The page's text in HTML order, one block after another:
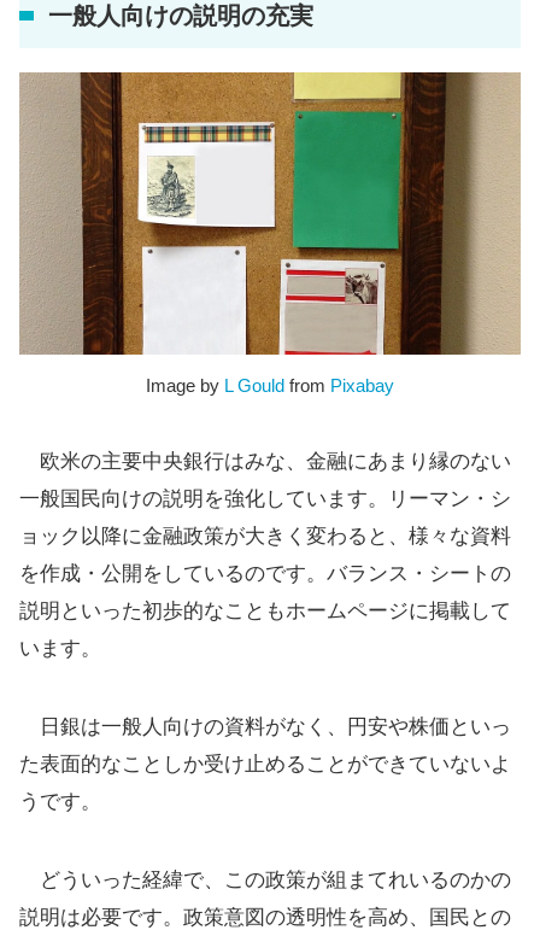
一般人向けの説明の充実
Image by L Gould from Pixabay
欧米の主要中央銀行はみな、金融にあまり縁のない
一般国民向けの説明を強化しています。リーマン・シ
ョック以降に金融政策が大きく変わると、様々な資料
を作成・公開をしているのです。バランス・シートの
説明といった初歩的なこともホームページに掲載して
います。
日銀は一般人向けの資料がなく、円安や株価といっ
た表面的なことしか受け止めることができていないよ
うです。
どういった経緯で、この政策が組まてれいるのかの
説明は必要です。政策意図の透明性を高め、国民との